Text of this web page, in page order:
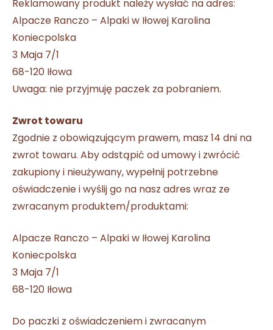
Reklamowany produkt należy wysłać na adres:
Alpacze Ranczo – Alpaki w Iłowej Karolina
Koniecpolska
3 Maja 7/1
68-120 Iłowa
Uwaga: nie przyjmuję paczek za pobraniem.
Zwrot towaru
Zgodnie z obowiązującym prawem, masz 14 dni na
zwrot towaru. Aby odstąpić od umowy i zwrócić
zakupiony i nieużywany, wypełnij potrzebne
oświadczenie i wyślij go na nasz adres wraz ze
zwracanym produktem/produktami:
Alpacze Ranczo – Alpaki w Iłowej Karolina
Koniecpolska
3 Maja 7/1
68-120 Iłowa
Do paczki z oświadczeniem i zwracanym